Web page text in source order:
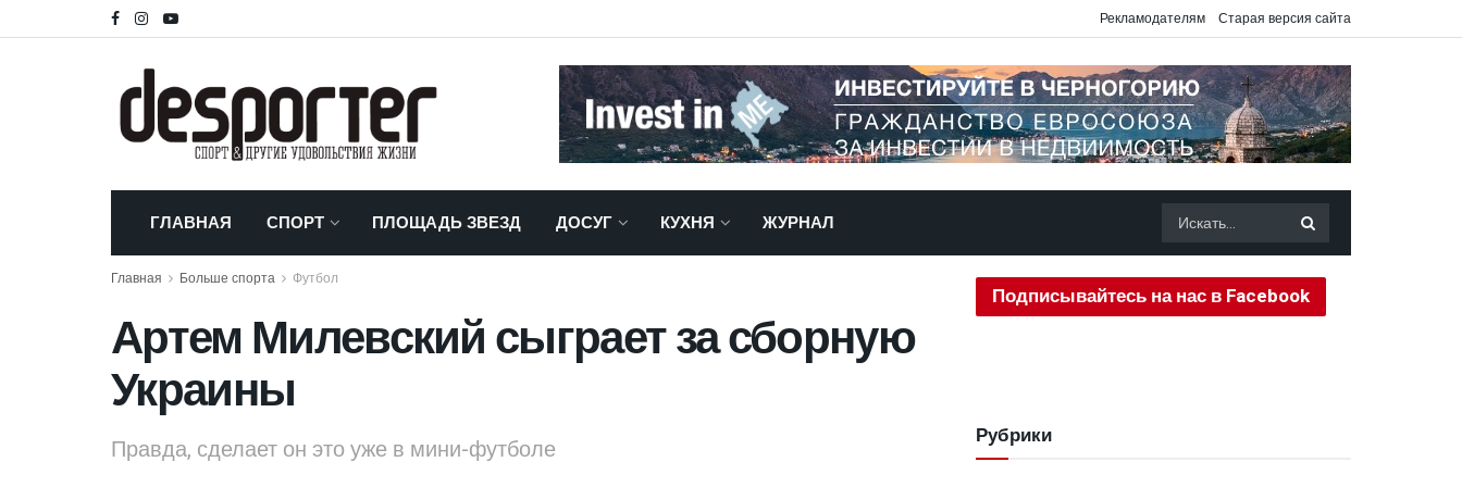
Рекламодателям Старая версия сайта
ГЛАВНАЯ СПОРТ ПЛОЩАДЬ ЗВЕЗД ДОСУГ КУХНЯ ЖУРНАЛ
Главная Больше спорта Футбол
Артем Милевский сыграет за сборную
Украины
Правда, сделает он это уже в мини-футболе
Подписывайтесь на нас в Facebook
Рубрики